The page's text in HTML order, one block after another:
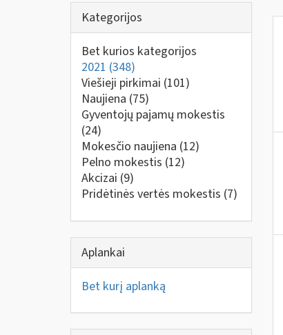
Kategorijos
Bet kurios kategorijos
2021 (348)
Viešieji pirkimai (101)
Naujiena (75)
Gyventojų pajamų mokestis
(24)
Mokesčio naujiena (12)
Pelno mokestis (12)
Akcizai (9)
Pridėtinės vertės mokestis (7)
Aplankai
Bet kurį aplanką